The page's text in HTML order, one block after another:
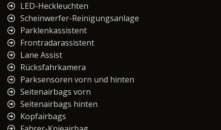
LED-Heckleuchten
Scheinwerfer-Reinigungsanlage
Parklenkassistent
Frontradarassistent
Lane Assist
Rücksfahrkamera
Parksensoren vorn und hinten
Seitenairbags vorn
Seitenairbags hinten
Kopfairbags